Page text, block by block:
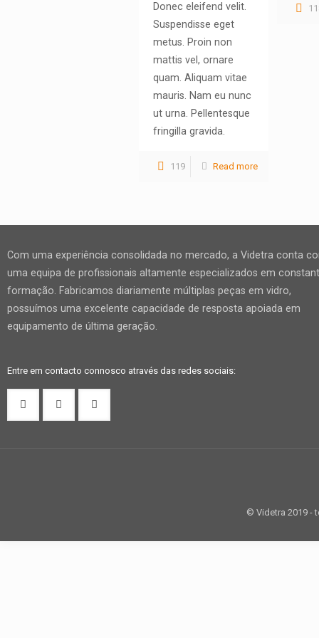
Donec eleifend velit.
Suspendisse eget
metus. Proin non
mattis vel, ornare
quam. Aliquam vitae
mauris. Nam eu nunc
ut urna. Pellentesque
fringilla gravida.
119 Read more
Com uma experiência consolidada no mercado, a Videtra conta
uma equipa de profissionais altamente especializados em
formação. Fabricamos diariamente múltiplas peças em vidro,
possuímos uma excelente capacidade de resposta apoiada em
equipamento de última geração.
Entre em contacto connosco através das redes sociais:
© Videtra 2019 -